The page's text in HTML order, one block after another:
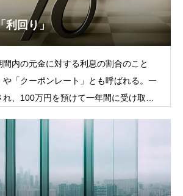
利回り」
内の元金に対する利息の割合のこと
や「クーポンレート」とも呼ばれる。一
、100万円を預けて一年間に受け取る